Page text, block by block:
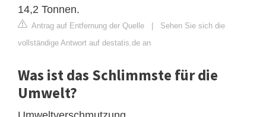
14,2 Tonnen.
Antrag auf Entfernung der Quelle | Sehen Sie sich die
vollständige Antwort auf destatis.de an
Was ist das Schlimmste für die
Umwelt?